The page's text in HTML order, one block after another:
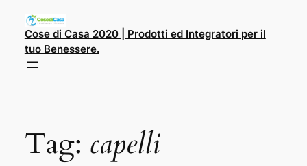
Cose di Casa 2020 | Prodotti ed Integratori per il
tuo Benessere.
Tag: capelli